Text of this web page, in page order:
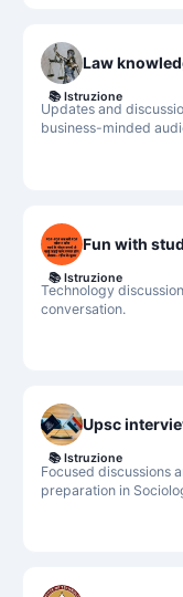
Law
Updates and
business-minded
📚 Istruzione
Fun with
Technology
conversation.
📚 Istruzione
Upsc
Focused discussions
preparation in
📚 Istruzione